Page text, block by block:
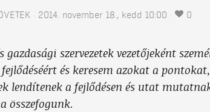
2014. november 18., kedd 10:00 0
szervezetek vezetőjeként
fejlődéséért és keresem azokat a
lendítenek a fejlődésen és utat
összefogunk.